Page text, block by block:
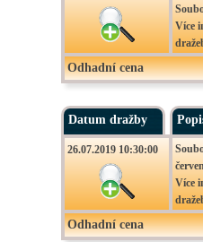
Více
Odhadní cena
Datum dražby
26.07.2019 10:30:00
Více
Odhadní cena